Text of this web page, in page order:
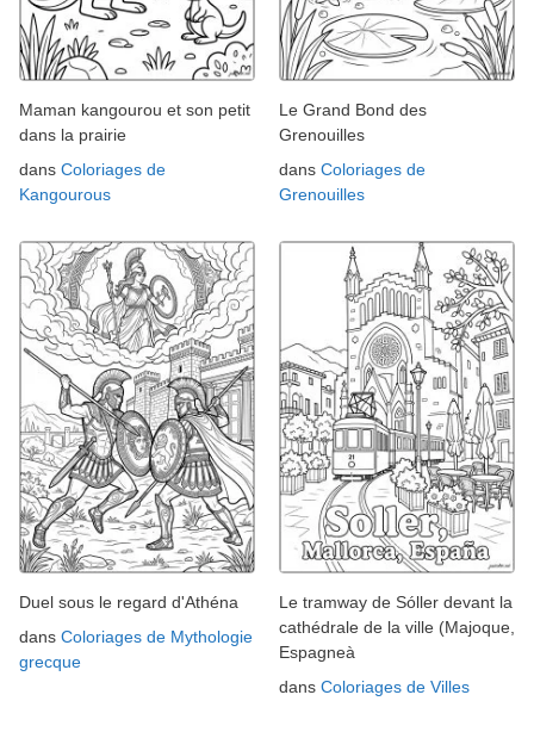
Maman kangourou et son petit
dans la prairie
dans Coloriages de
Kangourous
Le Grand Bond des
Grenouilles
dans Coloriages de
Grenouilles
Duel sous le regard d'Athéna
dans Coloriages de Mythologie
grecque
Le tramway de Sóller devant la
cathédrale de la ville (Majoque,
Espagneà
dans Coloriages de Villes